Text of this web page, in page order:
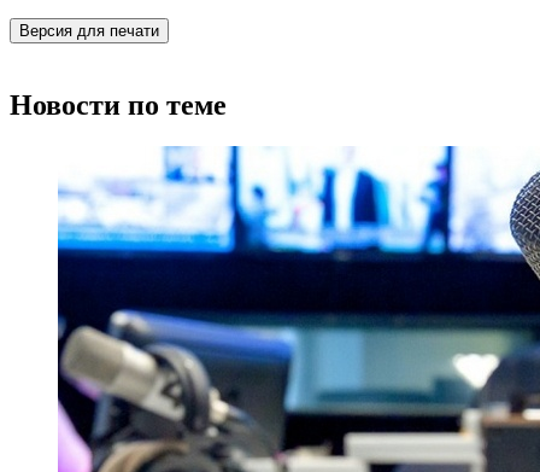
Версия для печати
Новости по теме